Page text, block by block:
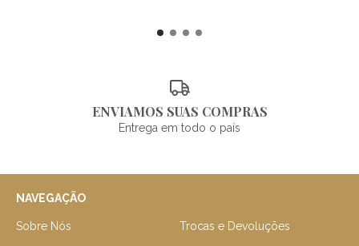
ENVIAMOS SUAS COMPRAS
Entrega em todo o país
NAVEGAÇÃO
Sobre Nós Trocas e Devoluções